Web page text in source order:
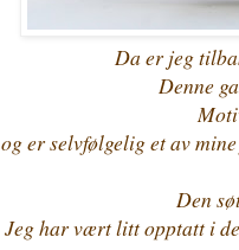
Da er jeg
Denne
og er selvfølgelig et av
Den
Jeg har vært litt opptatt i